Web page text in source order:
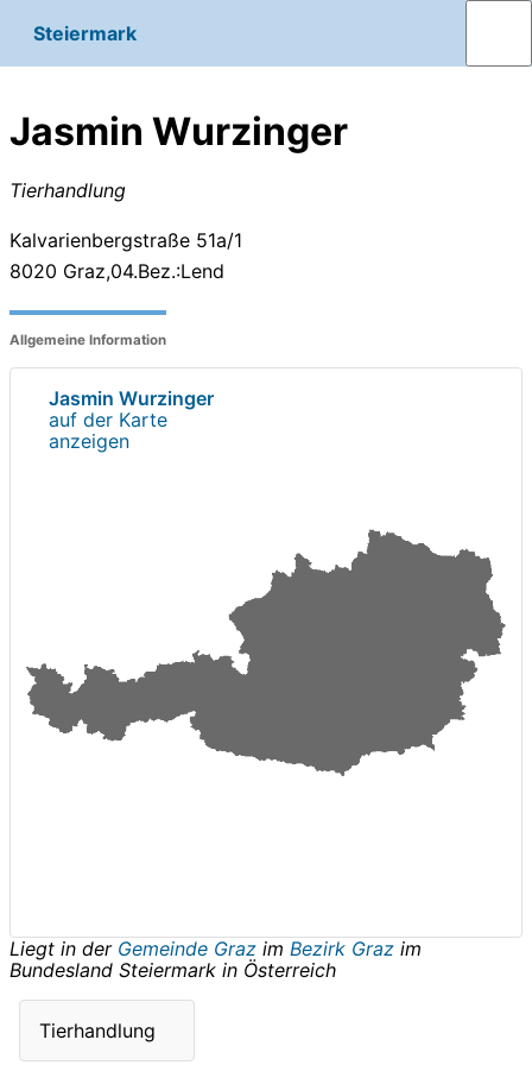
Steiermark
Jasmin Wurzinger
Tierhandlung
Kalvarienbergstraße 51a/1
8020 Graz,04.Bez.:Lend
Allgemeine Information
Jasmin Wurzinger
auf der Karte
anzeigen
Liegt in der Gemeinde Graz im Bezirk Graz im
Bundesland Steiermark in Österreich
Tierhandlung